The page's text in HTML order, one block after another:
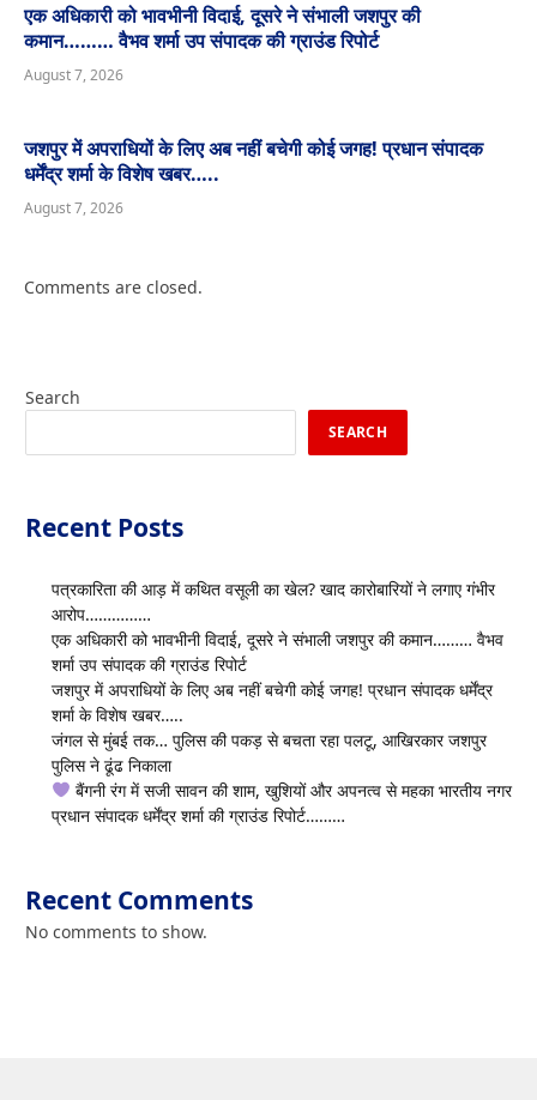
एक अधिकारी को भावभीनी विदाई, दूसरे ने संभाली जशपुर की
कमान……… वैभव शर्मा उप संपादक की ग्राउंड रिपोर्ट
August 7, 2026
जशपुर में अपराधियों के लिए अब नहीं बचेगी कोई जगह! प्रधान संपादक
धर्मेंद्र शर्मा के विशेष खबर…..
August 7, 2026
Comments are closed.
Search
SEARCH
Recent Posts
पत्रकारिता की आड़ में कथित वसूली का खेल? खाद कारोबारियों ने लगाए गंभीर
आरोप……………
एक अधिकारी को भावभीनी विदाई, दूसरे ने संभाली जशपुर की कमान……… वैभव
शर्मा उप संपादक की ग्राउंड रिपोर्ट
जशपुर में अपराधियों के लिए अब नहीं बचेगी कोई जगह! प्रधान संपादक धर्मेंद्र
शर्मा के विशेष खबर…..
जंगल से मुंबई तक… पुलिस की पकड़ से बचता रहा पलटू, आखिरकार जशपुर
पुलिस ने ढूंढ निकाला
बैंगनी रंग में सजी सावन की शाम, खुशियों और अपनत्व से महका भारतीय नगर
प्रधान संपादक धर्मेंद्र शर्मा की ग्राउंड रिपोर्ट………
Recent Comments
No comments to show.